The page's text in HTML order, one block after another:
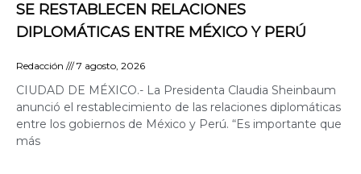
SE RESTABLECEN RELACIONES
DIPLOMÁTICAS ENTRE MÉXICO Y PERÚ
Redacción 7 agosto, 2026
CIUDAD DE MÉXICO.- La Presidenta Claudia Sheinbaum
anunció el restablecimiento de las relaciones diplomáticas
entre los gobiernos de México y Perú. “Es importante que
más